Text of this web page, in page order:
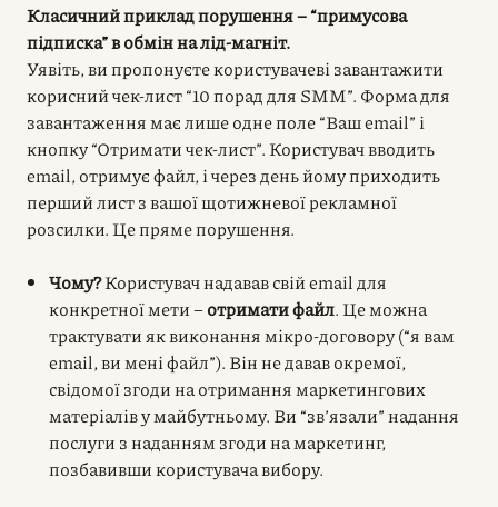
Класичний приклад порушення – “примусова
підписка” в обмін на лід-магніт.
Уявіть, ви пропонуєте користувачеві завантажити
корисний чек-лист “10 порад для SMM”. Форма для
завантаження має лише одне поле “Ваш email” і
кнопку “Отримати чек-лист”. Користувач вводить
email, отримує файл, і через день йому приходить
перший лист з вашої щотижневої рекламної
розсилки. Це пряме порушення.
Чому?Користувач надавав свій email для
конкретної мети –отримати файл. Це можна
трактувати як виконання мікро-договору (“я вам
email, ви мені файл”). Він не давав окремої,
свідомої згоди на отримання маркетингових
матеріалів у майбутньому. Ви “зв’язали” надання
послуги з наданням згоди на маркетинг,
позбавивши користувача вибору.